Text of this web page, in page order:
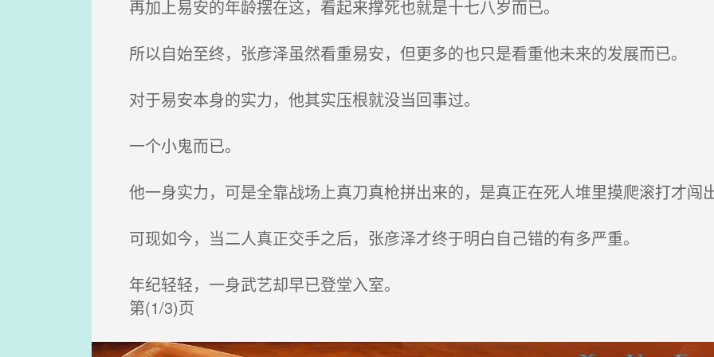
再加上易安的年龄摆在这，看起来撑死也就是十七八岁而已。
所以自始至终，张彦泽虽然看重易安，但更多的也只是看重他未来的发展而已。
对于易安本身的实力，他其实压根就没当回事过。
一个小鬼而已。
他一身实力，可是全靠战场上真刀真枪拼出来的，是真正在死人堆里摸爬滚打才闯
可现如今，当二人真正交手之后，张彦泽才终于明白自己错的有多严重。
年纪轻轻，一身武艺却早已登堂入室。
第(1/3)页